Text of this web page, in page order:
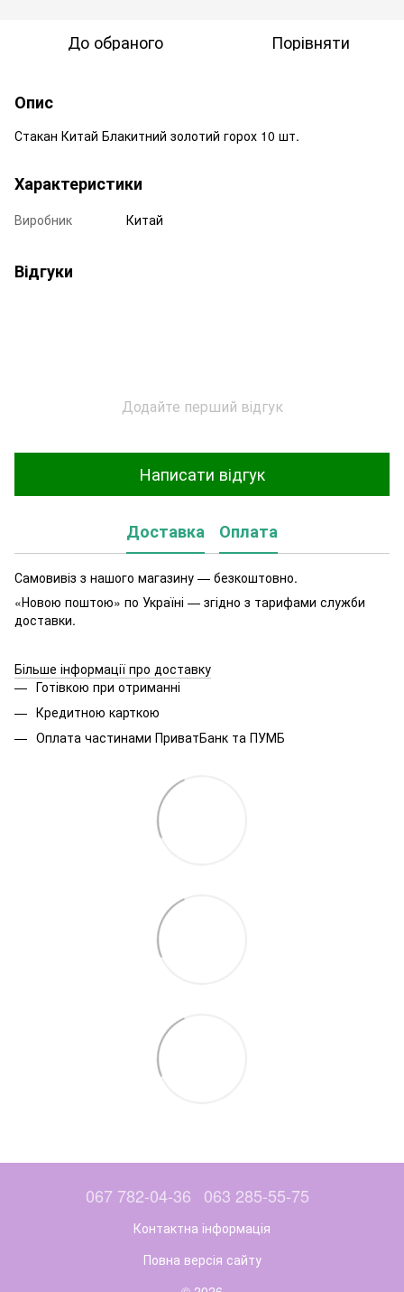
До обраного Порівняти
Опис
Стакан Китай Блакитний золотий горох 10 шт.
Характеристики
Виробник Китай
Відгуки
Додайте перший відгук
Написати відгук
Доставка Оплата
Самовивіз з нашого магазину — безкоштовно.
«Новою поштою» по Україні — згідно з тарифами служби
доставки.
Більше інформації про доставку
Готівкою при отриманні
Кредитною карткою
Оплата частинами ПриватБанк та ПУМБ
067 782-04-36 063 285-55-75
Контактна інформація
Повна версія сайту